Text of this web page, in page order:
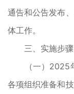
通告和公告发布
体工作。
三、实施步骤
（一）2025年
各项组织准备和